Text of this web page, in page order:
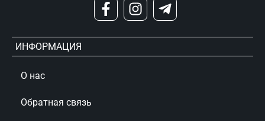
ИНФОРМАЦИЯ
О нас
Обратная связь